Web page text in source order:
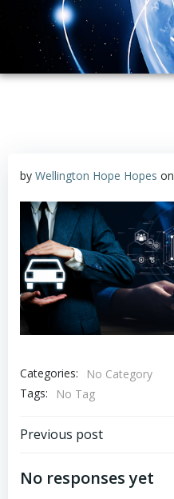
by Wellington Hope Hopes on
Categories:
No Category
Tags:
No Tag
Post
navigation
Previous post
No responses yet